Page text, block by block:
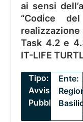
ai sensi
“Codice
Task 4.2 e
IT-LIFE
Tipo:
Avviso
Pubblico
Ente: